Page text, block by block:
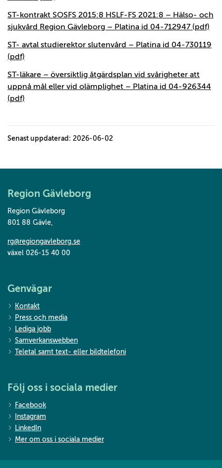
ST-kontrakt SOSFS 2015:8 HSLF-FS 2021:8 – Hälso- och
sjukvård Region Gävleborg – Platina id 04-712947 (pdf)
ST- avtal studierektor slutenvård – Platina id 04-730119
(pdf)
ST-läkare – översiktlig åtgärdsplan vid svårigheter att
uppnå mål eller vid olämplighet – Platina id 04-926344
(pdf)
Senast uppdaterad: 2026-06-02
Region Gävleborg
Region Gävleborg
801 88 Gävle,
rg@regiongavleborg.se
växel 026-15 40 00
Genvägar
Kontakt
Press och media
Lediga jobb
Samverkanswebben
Teletal samt text- eller bildtelefoni
Följ oss i sociala medier
Facebook
Instagram
LinkedIn
Mer om oss i sociala medier